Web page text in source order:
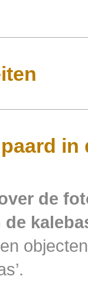
in
de
de